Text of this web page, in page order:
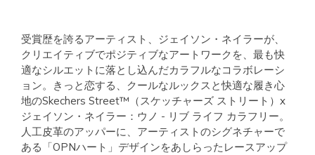
受賞歴を誇るアーティスト、ジェイソン・ネイラーが、
クリエイティブでポジティブなアートワークを、最も快
適なシルエットに落とし込んだカラフルなコラボレーシ
ョン。きっと恋する、クールなルックスと快適な履き心
地のSkechers Street™（スケッチャーズ ストリート）x
ジェイソン・ネイラー：ウノ - リブ ライフ カラフリー。
人工皮革のアッパーに、アーティストのシグネチャーで
ある「OPNハート」デザインをあしらったレースアップ